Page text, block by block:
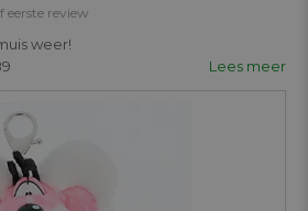
eerste review
weer!
Lees meer